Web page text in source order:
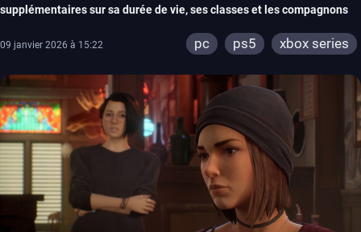
supplémentaires sur sa durée de vie, ses classes et les compagnons
09 janvier 2026 à 15:22 pc ps5 xbox series